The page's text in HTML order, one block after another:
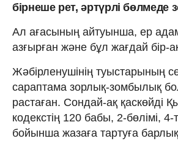
бірнеше рет, әртүрлі бөлмеде
Ал ағасының айтуынша, ер
азғырған және бұл жағдай бір-
Жәбірленушінің туыстарының
сараптама зорлық-зомбылық
растаған. Сондай-ақ қаскөйді
кодекстің 120 бабы, 2-бөлімі,
бойынша жазаға тартуға